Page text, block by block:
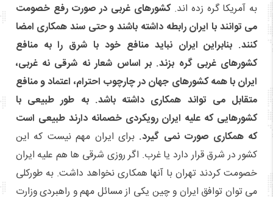
به آمریکا گره زده اند. کشورهای غربی در صورت رفع خصومت
می توانند با ایران رابطه داشته باشند و حتی سند همکاری امضا
کنند. بنابراین ایران نباید منافع خود با شرق را به منافع
کشورهای غربی گره بزند. بر اساس شعار نه شرقی نه غربی،
ایران با همه کشورهای جهان در چارچوب احترام، اعتماد و منافع
متقابل می تواند همکاری داشته باشد. به طور طبیعی با
کشورهایی که علیه ایران رویکردی خصمانه دارند طبیعی است
که همکاری صورت نمی گیرد. برای ایران مهم نیست که این
کشور در شرق قرار دارد یا غرب. اگر روزی شرقی ها هم علیه ایران
خصومت کردند تهران با آنها همکاری نخواهد داشت. به طورکلی
می توان توافق ایران و چین یکی از مسائل مهم و راهبردی وزارت